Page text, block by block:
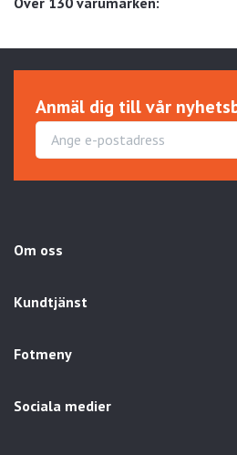
Anmäl dig till vår
Om oss
Kundtjänst
Fotmeny
Sociala medier